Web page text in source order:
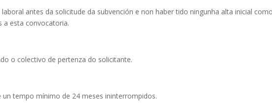
antes da solicitude da subvención e non haber tido ningunha alta inicial
a esta convocatoria.
o colectivo de pertenza do solicitante.
un tempo mínimo de 24 meses ininterrompidos.